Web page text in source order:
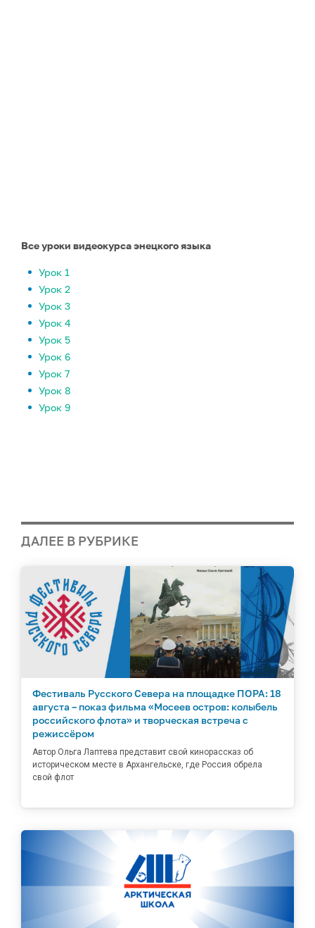
Все уроки видеокурса энецкого языка
Урок 1
Урок 2
Урок 3
Урок 4
Урок 5
Урок 6
Урок 7
Урок 8
Урок 9
ДАЛЕЕ В РУБРИКЕ
Фестиваль Русского Севера на площадке ПОРА: 18
августа – показ фильма «Мосеев остров: колыбель
российского флота» и творческая встреча с
режиссёром
Автор Ольга Лаптева представит свой кинорассказ об
историческом месте в Архангельске, где Россия обрела
свой флот